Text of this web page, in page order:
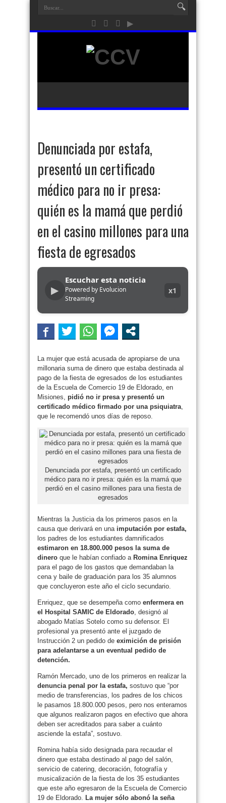
Denunciada por estafa,
presentó un certificado
médico para no ir presa:
quién es la mamá que perdió
en el casino millones para una
fiesta de egresados
▶
Escuchar esta noticia
Powered by Evolucion
Streaming
x1
La mujer que está acusada de apropiarse de una
millonaria suma de dinero que estaba destinada al
pago de la fiesta de egresados de los estudiantes
de la Escuela de Comercio 19 de Eldorado, en
Misiones, pidió no ir presa y presentó un
certificado médico firmado por una psiquiatra,
que le recomendó unos días de reposo.
Denunciada por estafa, presentó un certificado
médico para no ir presa: quién es la mamá que
perdió en el casino millones para una fiesta de
egresados
Mientras la Justicia da los primeros pasos en la
causa que derivará en unaimputación por estafa,
los padres de los estudiantes damnificados
estimaron en 18.800.000 pesos la suma de
dinero que le habían confiado a Romina Enriquez
para el pago de los gastos que demandaban la
cena y baile de graduación para los 35 alumnos
que concluyeron este año el ciclo secundario.
Enriquez, que se desempeña como enfermera en
el Hospital SAMIC de Eldorado, designó al
abogado Matías Sotelo como su defensor. El
profesional ya presentó ante el juzgado de
Instrucción 2 un pedido de eximición de prisión
para adelantarse a un eventual pedido de
detención.
Ramón Mercado, uno de los primeros en realizar la
denuncia penal por la estafa, sostuvo que “por
medio de transferencias, los padres de los chicos
le pasamos 18.800.000 pesos, pero nos enteramos
que algunos realizaron pagos en efectivo que ahora
deben ser acreditados para saber a cuánto
asciende la estafa”, sostuvo.
Romina había sido designada para recaudar el
dinero que estaba destinado al pago del salón,
servicio de catering, decoración, fotografía y
musicalización de la fiesta de los 35 estudiantes
que este año egresaron de la Escuela de Comercio
19 de Eldorado. La mujer sólo abonó la seña